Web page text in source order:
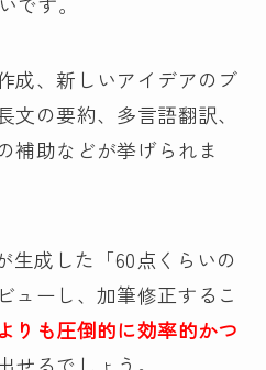
成、新しいアイデアのブ
文の要約、多言語翻訳、
補助などが挙げられま
生成した「60点くらいの
ューし、加筆修正するこ
りも圧倒的に効率的かつ
せるでしょう。